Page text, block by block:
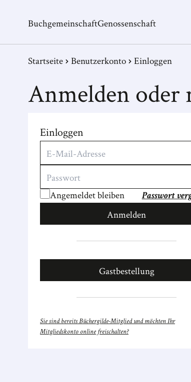
BuchgemeinschaftGenossenschaft
Startseite Benutzerkonto Einloggen
Anmelden oder
Einloggen
Angemeldet bleiben Passwort
Gastbestellung
Sie sind bereits Büchergilde-Mitglied und möchten Ihr
Mitgliedskonto online freischalten?